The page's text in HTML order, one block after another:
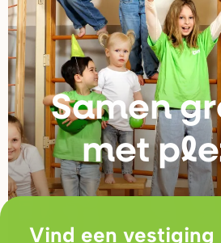
Samen gr
met
Vind een vestiging